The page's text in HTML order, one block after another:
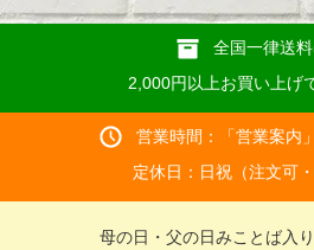
全国一律送
2,000円以上お買い上げ
営業時間：「営業案内
定休日：日祝（注文可・
母の日・父の日みことば入